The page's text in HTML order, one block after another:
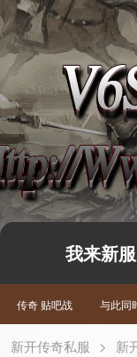
我来新
传奇 贴吧战 与此同
新开传奇私服 > 新